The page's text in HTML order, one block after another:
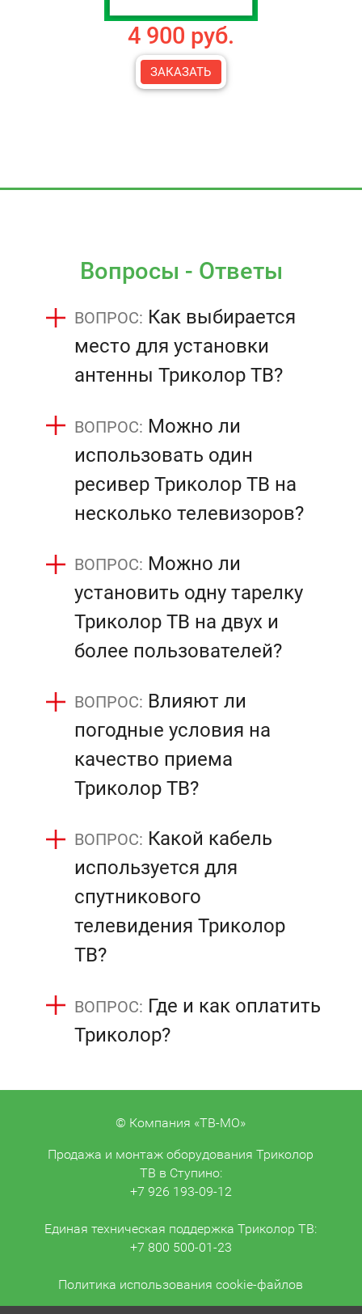
4 900 руб.
ЗАКАЗАТЬ
Вопросы - Ответы
Как выбирается
место для установки
антенны Триколор ТВ?
Можно ли
использовать один
ресивер Триколор ТВ на
несколько телевизоров?
Можно ли
установить одну тарелку
Триколор ТВ на двух и
более пользователей?
Влияют ли
погодные условия на
качество приема
Триколор ТВ?
Какой кабель
используется для
спутникового
телевидения Триколор
ТВ?
Где и как оплатить
Триколор?
© Компания «ТВ-МО»
Продажа и монтаж оборудования Триколор
ТВ в Ступино:
+7 926 193-09-12
Единая техническая поддержка Триколор ТВ:
+7 800 500-01-23
Политика использования cookie-файлов